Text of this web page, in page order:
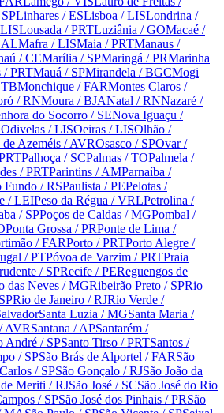
Linhares / ESLisboa / LISLondrina /
Lousada / PRTLuziânia / GOMacaé /
ALMafra / LISMaia / PRTManaus /
/ CEMarília / SPMaringá / PRMarinha
/ PRTMauá / SPMirandela / BGCMogi
Monchique / FARMontes Claros /
/ RNMoura / BJANatal / RNNazaré /
do Socorro / SENova Iguaçu /
Odivelas / LISOeiras / LISOlhão /
Azeméis / AVROsasco / SPOvar/
Palhoça / SCPalmas / TOPalmela /
/ PRTParintins / AMParnaíba /
Fundo / RSPaulista / PEPelotas /
/ LEIPeso da Régua / VRLPetrolina /
/ SPPoços de Caldas / MGPombal /
Ponta Grossa / PRPonte de Lima /
/ FARPorto / PRTPorto Alegre /
/ PTPóvoa de Varzim / PRTPraia
/ SPRecife / PEReguengos de
das Neves / MGRibeirão Preto / SPRio
Rio de Janeiro / RJRio Verde /
Santa Luzia / MGSanta Maria /
/ AVRSantana / APSantarém /
André / SPSanto Tirso / PRTSantos /
/ SPSão Brás de Alportel / FARSão
/ SPSão Gonçalo / RJSão João da
Meriti / RJSão José / SCSão José do Rio
/ SPSão José dos Pinhais / PRSão